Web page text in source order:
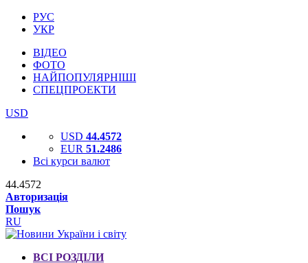
РУС
УКР
ВІДЕО
ФОТО
НАЙПОПУЛЯРНІШІ
СПЕЦПРОЕКТИ
USD
USD 44.4572
EUR 51.2486
Всі курси валют
44.4572
Авторизація
Пошук
RU
ВСІ РОЗДІЛИ